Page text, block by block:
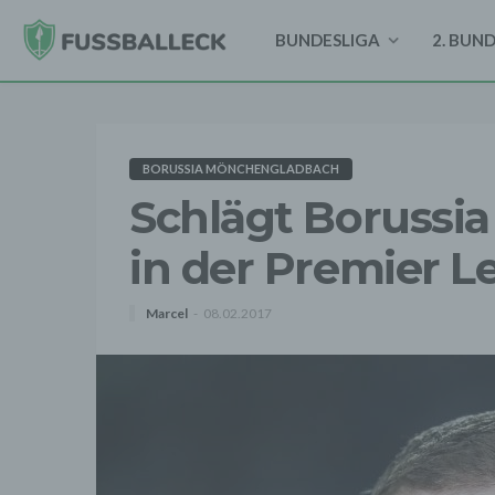
BUNDESLIGA 2.
BORUSSIA MÖNCHENGLADBACH
Schlägt
in der Premier
Marcel 08.02.2017